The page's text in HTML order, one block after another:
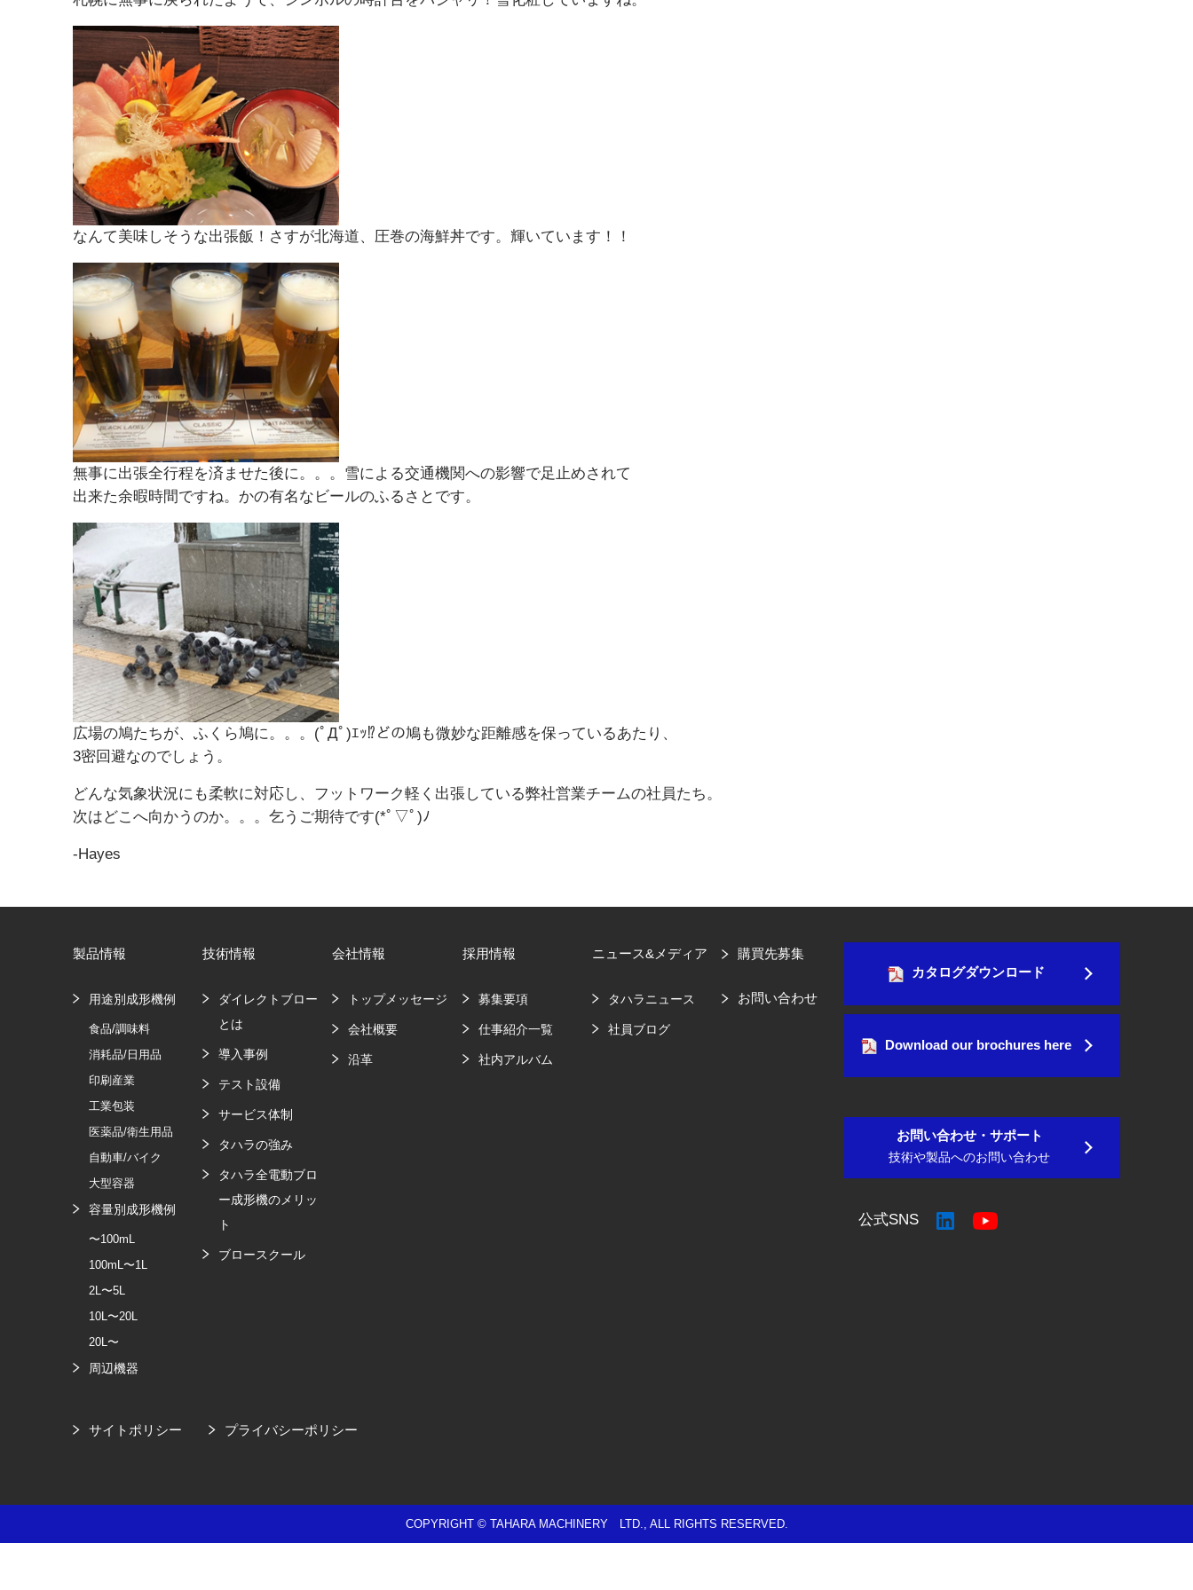
なんて美味しそうな出張飯！さすが北海道、圧巻の海鮮丼です。輝いています！！
無事に出張全行程を済ませた後に。。。雪による交通機関への影響で足止めされて
出来た余暇時間ですね。かの有名なビールのふるさとです。
広場の鳩たちが、ふくら鳩に。。。(ﾟДﾟ)ｴｯ⁉どの鳩も微妙な距離感を保っているあたり、
3密回避なのでしょう。
どんな気象状況にも柔軟に対応し、フットワーク軽く出張している弊社営業チームの社員たち。
次はどこへ向かうのか。。。乞うご期待です(*ﾟ▽ﾟ)ﾉ
-Hayes
製品情報
用途別成形機例
食品/調味料
消耗品/日用品
印刷産業
工業包装
医薬品/衛生用品
自動車/バイク
大型容器
容量別成形機例
〜100mL
100mL〜1L
2L〜5L
10L〜20L
20L〜
周辺機器
技術情報
ダイレクトブロー
とは
導入事例
テスト設備
サービス体制
タハラの強み
タハラ全電動ブロ
ー成形機のメリッ
ト
ブロースクール
会社情報
トップメッセージ
会社概要
沿革
採用情報
募集要項
仕事紹介一覧
社内アルバム
ニュース&メディア
タハラニュース
社員ブログ
購買先募集
お問い合わせ
カタログダウンロード
Download our brochures here
お問い合わせ・サポート
技術や製品へのお問い合わせ
公式SNS
サイトポリシー プライバシーポリシー
COPYRIGHT © TAHARA MACHINERY LTD., ALL RIGHTS RESERVED.